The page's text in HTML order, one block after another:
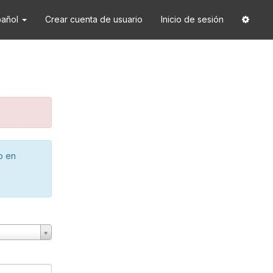
Crear cuenta de usuario Inicio de sesión
en